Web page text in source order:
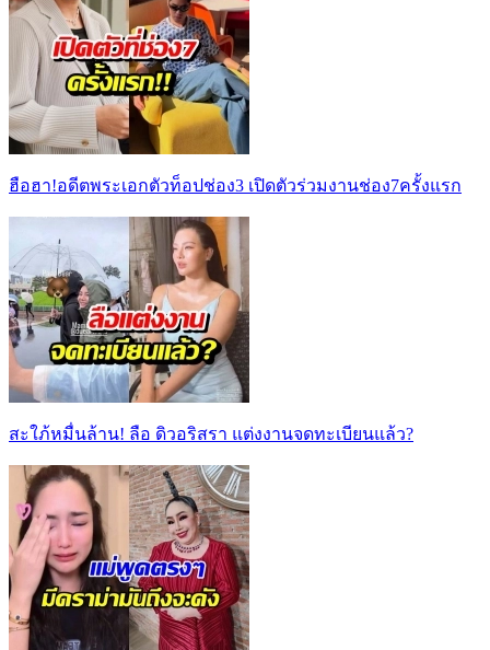
ฮือฮา!อดีตพระเอกตัวท็อปช่อง3 เปิดตัวร่วมงานช่อง7ครั้งแรก
สะใภ้หมื่นล้าน! ลือ ดิวอริสรา แต่งงานจดทะเบียนแล้ว?